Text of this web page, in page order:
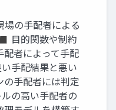
の手配者による
目的関数や制約
者によって手配
手配結果と悪い
手配者には判定
の高い手配者の